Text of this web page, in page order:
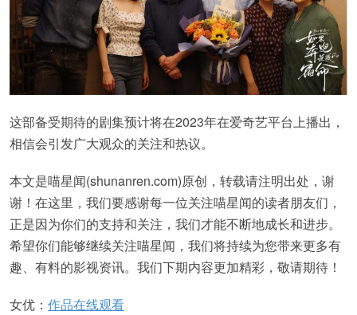
这部备受期待的剧集预计将在2023年在爱奇艺平台上播出，
相信会引发广大观众的关注和热议。
本文是喵星闻(shunanren.com)原创，转载请注明出处，谢
谢！在这里，我们要感谢每一位关注喵星闻的读者朋友们，
正是因为你们的支持和关注，我们才能不断地成长和进步。
希望你们能够继续关注喵星闻，我们将持续为您带来更多有
趣、有料的影视资讯。我们下期内容更加精彩，敬请期待！
女优： 作品在线观看